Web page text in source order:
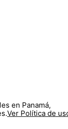
2020 STF GROUP
en Panamá,
Ver Política de